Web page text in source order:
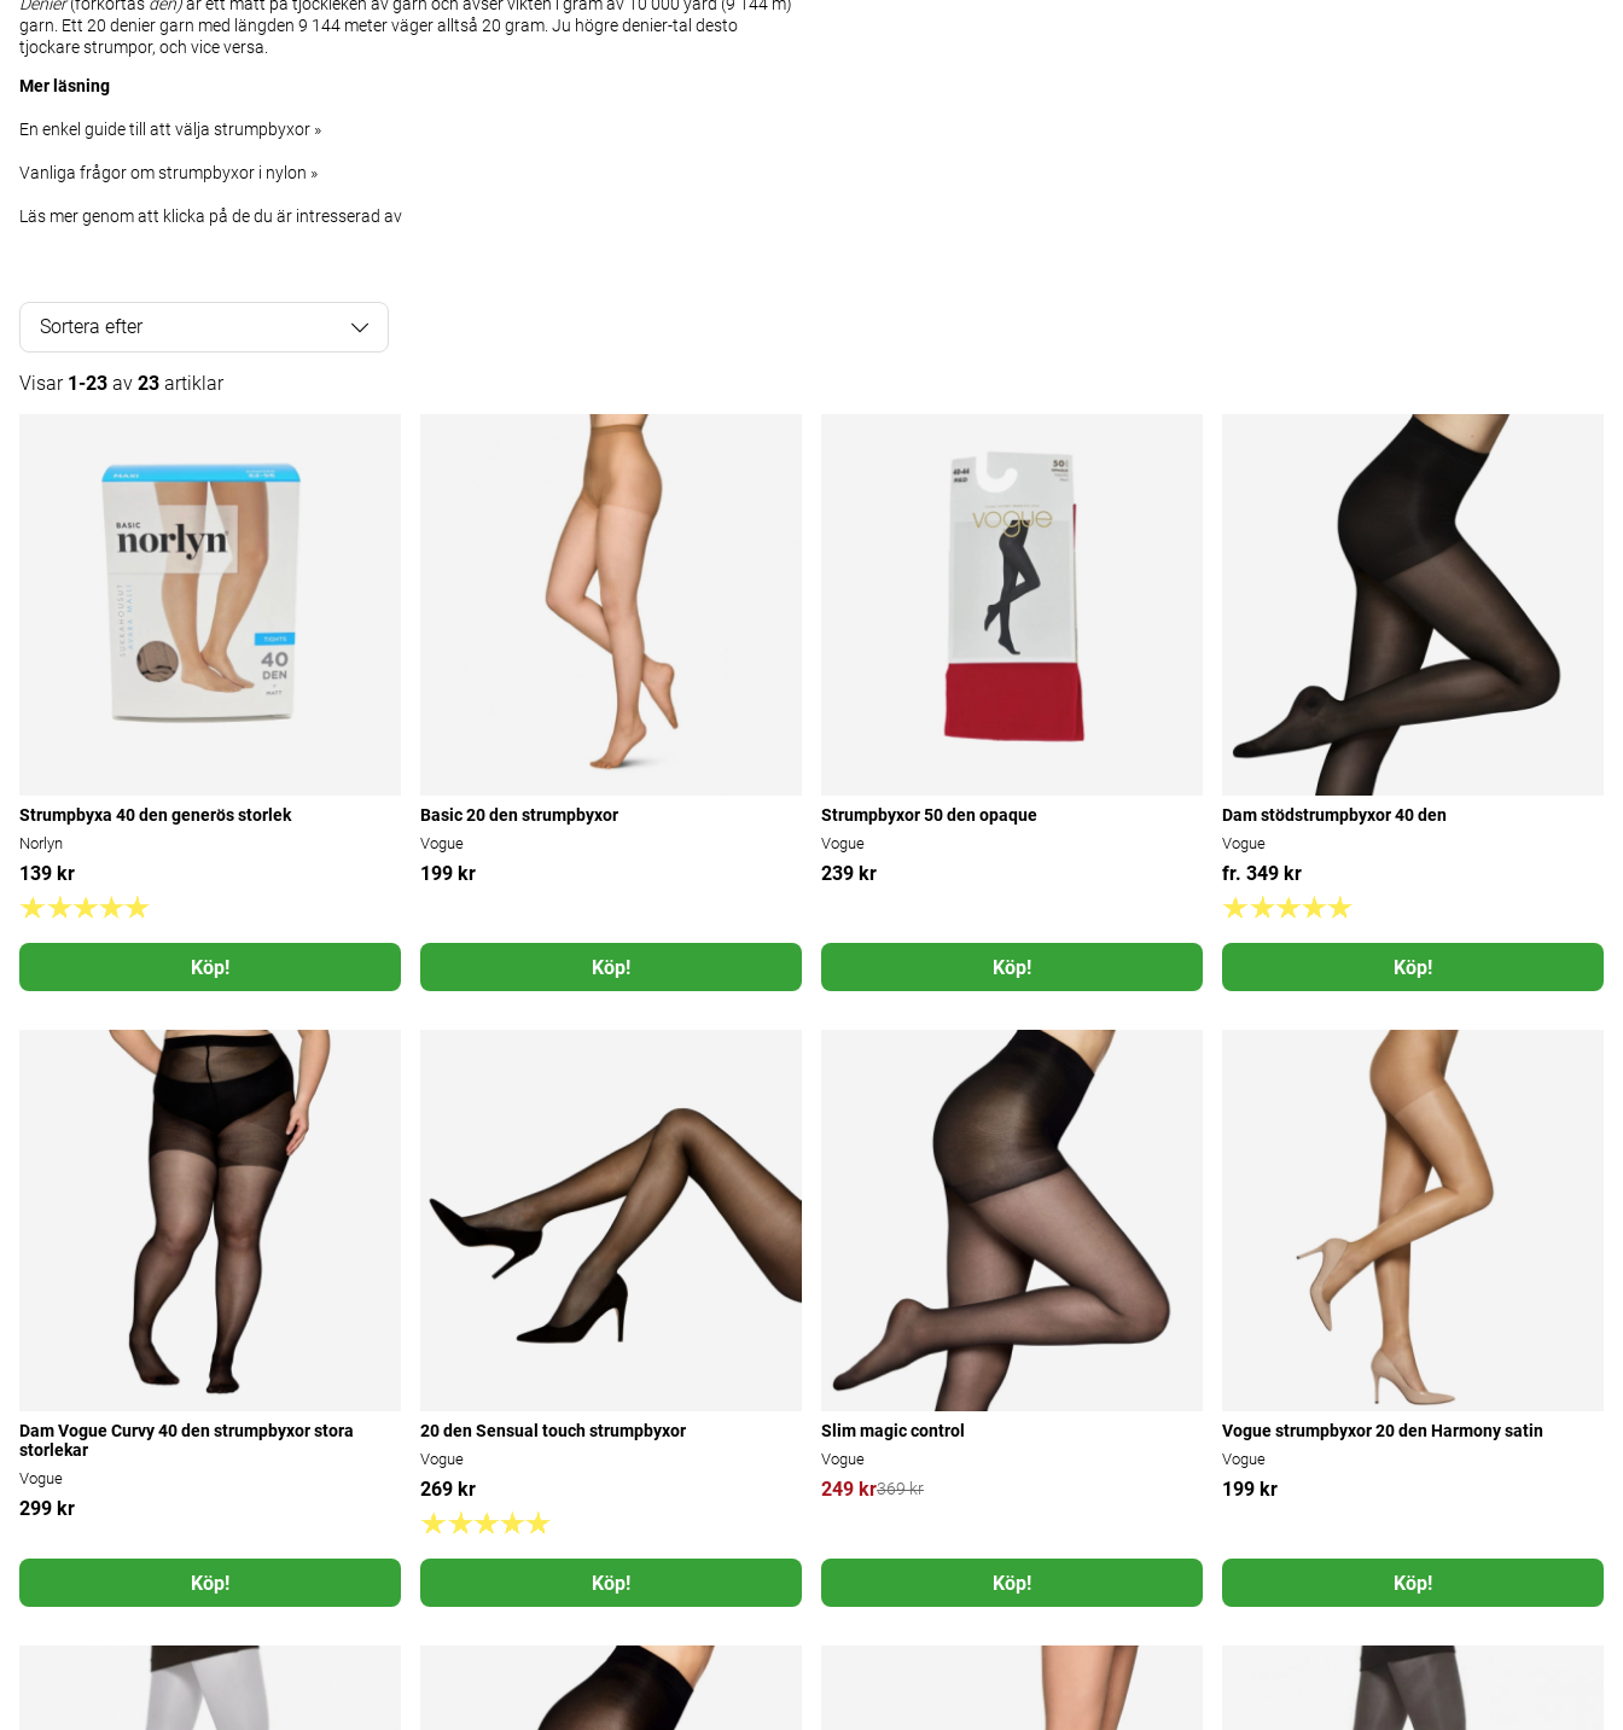
garn. Ett 20 denier garn med längden 9 144 meter väger alltså 20 gram. Ju högre denier-tal desto
tjockare strumpor, och vice versa.
Mer läsning
En enkel guide till att välja strumpbyxor »
Vanliga frågor om strumpbyxor i nylon »
Läs mer genom att klicka på de du är intresserad av
Sortera efter
Visar 1-23 av 23 artiklar
Strumpbyxa 40 den generös storlek
Norlyn
139 kr
Köp!
Basic 20 den strumpbyxor
Vogue
199 kr
Köp!
Strumpbyxor 50 den opaque
Vogue
239 kr
Köp!
Dam stödstrumpbyxor 40 den
Vogue
fr. 349 kr
Köp!
Dam Vogue Curvy 40 den strumpbyxor stora
storlekar
Vogue
299 kr
Köp!
20 den Sensual touch strumpbyxor
Vogue
269 kr
Köp!
Slim magic control
Vogue
249 kr369 kr
Köp!
Vogue strumpbyxor 20 den Harmony satin
Vogue
199 kr
Köp!